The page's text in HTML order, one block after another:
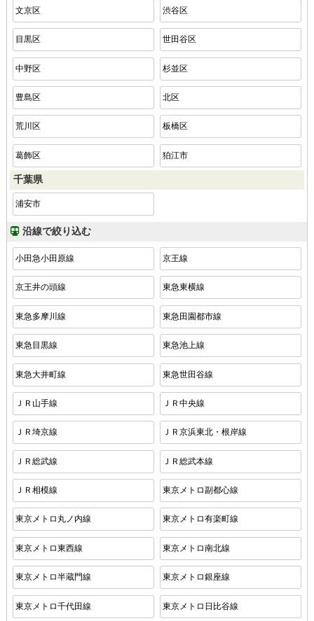
文京区 渋谷区
目黒区 世田谷区
中野区 杉並区
豊島区 北区
荒川区 板橋区
葛飾区 狛江市
千葉県
浦安市
沿線で絞り込む
小田急小田原線 京王線
京王井の頭線 東急東横線
東急多摩川線 東急田園都市線
東急目黒線 東急池上線
東急大井町線 東急世田谷線
ＪＲ山手線 ＪＲ中央線
ＪＲ埼京線 ＪＲ京浜東北・根岸線
ＪＲ総武線 ＪＲ総武本線
ＪＲ相模線 東京メトロ副都心線
東京メトロ丸ノ内線 東京メトロ有楽町線
東京メトロ東西線 東京メトロ南北線
東京メトロ半蔵門線 東京メトロ銀座線
東京メトロ千代田線 東京メトロ日比谷線